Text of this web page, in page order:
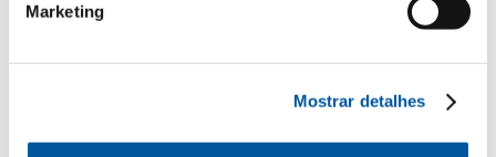
Marketing
Mostrar detalhes
A sua mensagem